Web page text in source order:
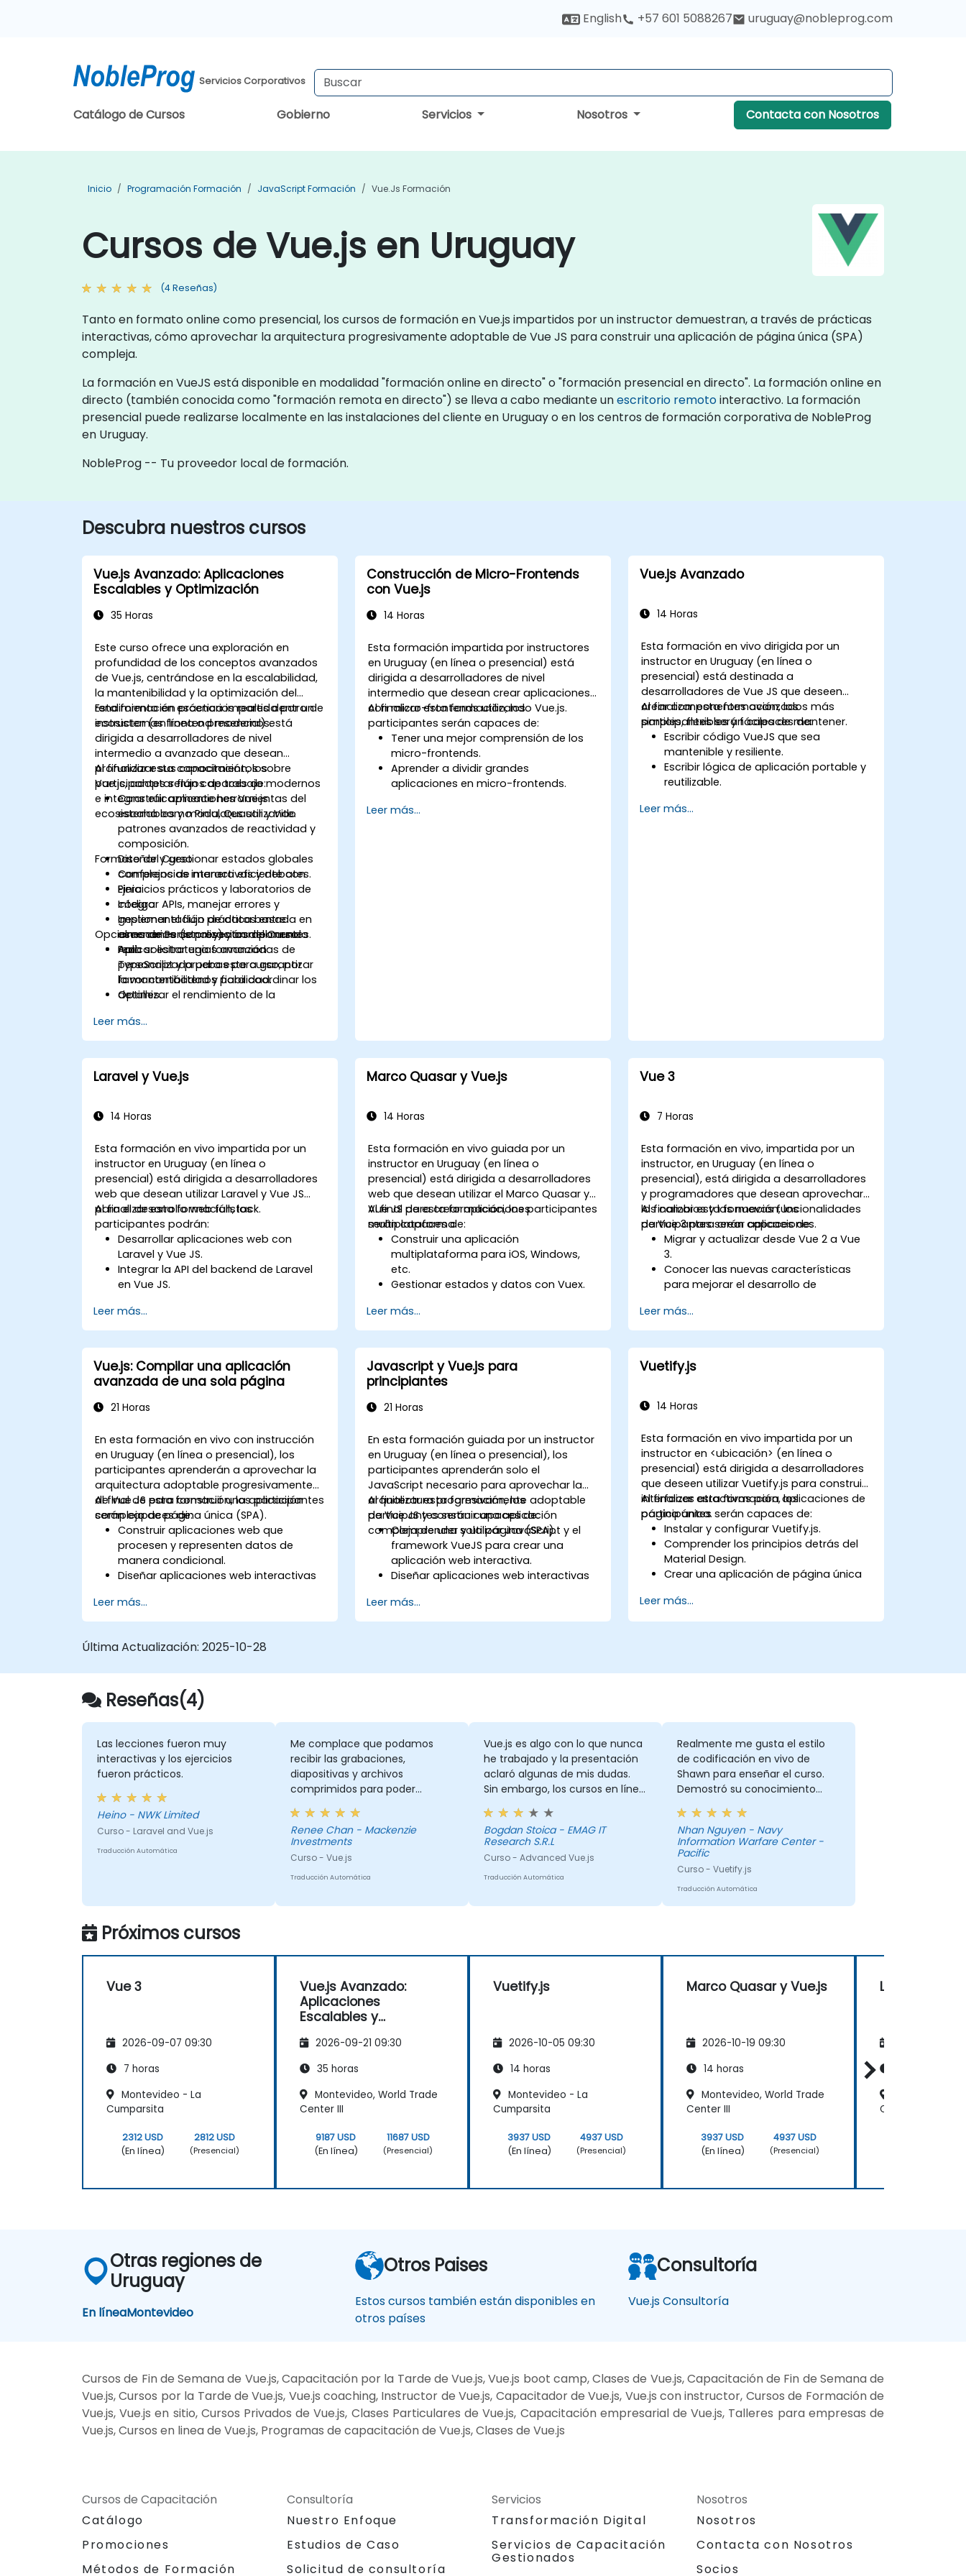
English +57 601 5088267 uruguay@nobleprog.com
Servicios Corporativos
Catálogo de Cursos Gobierno Servicios Nosotros Contacta con Nosotros
Inicio Programación Formación JavaScript Formación Vue.js Formación
Cursos de Vue.js en Uruguay
(4 Reseñas)
Tanto en formato online como presencial, los cursos de formación en Vue.js impartidos por un instructor demuestran, a través de prácticas
interactivas, cómo aprovechar la arquitectura progresivamente adoptable de Vue JS para construir una aplicación de página única (SPA)
compleja.
La formación en VueJS está disponible en modalidad "formación online en directo" o "formación presencial en directo". La formación online en
directo (también conocida como "formación remota en directo") se lleva a cabo mediante unescritorio remotointeractivo. La formación
presencial puede realizarse localmente en las instalaciones del cliente en Uruguay o en los centros de formación corporativa de NobleProg
en Uruguay.
NobleProg -- Tu proveedor local de formación.
Descubra nuestros cursos
Vue.js Avanzado: Aplicaciones
Escalables y Optimización
35 Horas
Este curso ofrece una exploración en
profundidad de los conceptos avanzados
de Vue.js, centrándose en la escalabilidad,
la mantenibilidad y la optimización del
rendimiento en escenarios reales dentro de
ecosistemas frontend modernos.
Esta formación práctica impartida por un
instructor (en línea o presencial) está
dirigida a desarrolladores de nivel
intermedio a avanzado que desean
profundizar sus conocimientos sobre
Vue.js, adoptar flujos de trabajo modernos
e integrar eficazmente herramientas del
ecosistema como Pinia, Quasar y Vite.
Al finalizar esta capacitación, los
participantes serán capaces de:
Construir aplicaciones Vue.js
escalables y modulares utilizando
patrones avanzados de reactividad y
composición.
Diseñar y gestionar estados globales
complejos de manera eficiente con
Pinia.
Integrar APIs, manejar errores y
gestionar el flujo de datos entre
almacenes (stores) y componentes.
Aplicar estrategias avanzadas de
TypeScript y pruebas para garantizar
la mantenibilidad y fiabilidad.
Optimizar el rendimiento de la
CI/CD y los despliegues en producción.
Formato del Curso
Conferencias interactivas y debates.
Ejercicios prácticos y laboratorios de
código.
Implementación práctica basada en
escenarios de proyectos del mundo
real.
Opciones de Personalización del Curso
Para solicitar una formación
personalizada para este curso, por
favor contáctenos para coordinar los
detalles.
Leer más...
Construcción de Micro-Frontends
con Vue.js
14 Horas
Esta formación impartida por instructores
en Uruguay (en línea o presencial) está
dirigida a desarrolladores de nivel
intermedio que desean crear aplicaciones
con micro-frontends utilizando Vue.js.
Al finalizar esta formación, los
participantes serán capaces de:
Tener una mejor comprensión de los
micro-frontends.
Aprender a dividir grandes
aplicaciones en micro-frontends.
utilizando diferentes enfoques.
Leer más...
Vue.js Avanzado
14 Horas
Esta formación en vivo dirigida por un
instructor en Uruguay (en línea o
presencial) está destinada a
desarrolladores de Vue JS que deseen
crear componentes avanzados más
simples, flexibles y fáciles de mantener.
Al finalizar esta formación, los
participantes serán capaces de:
Escribir código VueJS que sea
mantenible y resiliente.
Escribir lógica de aplicación portable y
reutilizable.
personalizados evitando la
Leer más...
Laravel y Vue.js
14 Horas
Esta formación en vivo impartida por un
instructor en Uruguay (en línea o
presencial) está dirigida a desarrolladores
web que desean utilizar Laravel y Vue JS
para el desarrollo web fullstack.
Al finalizar esta formación, los
participantes podrán:
Desarrollar aplicaciones web con
Laravel y Vue JS.
Integrar la API del backend de Laravel
en Vue JS.
aplicación de Laravel.
Leer más...
Marco Quasar y Vue.js
14 Horas
Esta formación en vivo guiada por un
instructor en Uruguay (en línea o
presencial) está dirigida a desarrolladores
web que desean utilizar el Marco Quasar y
Vue JS para crear aplicaciones
multiplataforma.
Al final de esta formación, los participantes
serán capaces de:
Construir una aplicación
multiplataforma para iOS, Windows,
etc.
Gestionar estados y datos con Vuex.
Firebase.
Leer más...
Vue 3
7 Horas
Esta formación en vivo, impartida por un
instructor, en Uruguay (en línea o
presencial), está dirigida a desarrolladores
y programadores que desean aprovechar
los cambios y las nuevas funcionalidades
de Vue 3 para crear aplicaciones.
Al finalizar esta formación, los
participantes serán capaces de:
Migrar y actualizar desde Vue 2 a Vue
3.
Conocer las nuevas características
para mejorar el desarrollo de
Probar y utilizar Vue 3 para construir
aplicaciones mantenibles y confiables.
Leer más...
Vue.js: Compilar una aplicación
avanzada de una sola página
21 Horas
En esta formación en vivo con instrucción
en Uruguay (en línea o presencial), los
participantes aprenderán a aprovechar la
arquitectura adoptable progresivamente
de Vue JS para construir una aplicación
compleja de página única (SPA).
Al final de esta formación, los participantes
serán capaces de:
Construir aplicaciones web que
procesen y representen datos de
manera condicional.
Diseñar aplicaciones web interactivas
eventos del usuario.
Escribir código modular y reutilizable.
hasta convertirla en una aplicación
existente.
Utilizar el ecosistema de Vue para
extender las capacidades del marco
de trabajo.
Leer más...
Javascript y Vue.js para
principiantes
21 Horas
En esta formación guiada por un instructor
en Uruguay (en línea o presencial), los
participantes aprenderán solo el
JavaScript necesario para aprovechar la
arquitectura progresivamente adoptable
de Vue JS y construir una aplicación
compleja de una sola página (SPA).
Al finalizar esta formación, los
participantes serán capaces de:
Comprender y utilizar JavaScript y el
framework VueJS para crear una
aplicación web interactiva.
Diseñar aplicaciones web interactivas
eventos del usuario.
Escribir código modular y reutilizable.
Leer más...
Vuetify.js
14 Horas
Esta formación en vivo impartida por un
instructor en <ubicación> (en línea o
presencial) está dirigida a desarrolladores
que deseen utilizar Vuetify.js para construir
interfaces atractivas para aplicaciones de
página única.
Al finalizar esta formación, los
participantes serán capaces de:
Instalar y configurar Vuetify.js.
Comprender los principios detrás del
Material Design.
Crear una aplicación de página única
Vue.js y Vuetify.js.
Leer más...
Última Actualización: 2025-10-28
Reseñas(4)
Las lecciones fueron muy
interactivas y los ejercicios
fueron prácticos.
Heino - NWK Limited
Curso - Laravel and Vue.js
Traducción Automática
Me complace que podamos
recibir las grabaciones,
diapositivas y archivos
comprimidos para poder
consultarlos cuando sea
necesario. David explicó los
conceptos de manera clara y
pudo responder a nuestras
preguntas. Era muy conocedor
del tema.
Renee Chan - Mackenzie
Investments
Curso - Vue.js
Traducción Automática
Vue.js es algo con lo que nunca
he trabajado y la presentación
aclaró algunas de mis dudas.
Sin embargo, los cursos en línea
no son eficientes para adquirir
conocimientos.
Bogdan Stoica - EMAG IT
Research S.R.L
Curso - Advanced Vue.js
Traducción Automática
Realmente me gusta el estilo
de codificación en vivo de
Shawn para enseñar el curso.
Demostró su conocimiento
práctico y experiencia en el
tema.
Nhan Nguyen - Navy
Information Warfare Center -
Pacific
Curso - Vuetify.js
Traducción Automática
Próximos cursos
Vue 3
2026-09-07 09:30
7 horas
Montevideo - La
Cumparsita
2312 USD
(En línea)
2812 USD
(Presencial)
Vue.js Avanzado:
Aplicaciones
Escalables y
2026-09-21 09:30
35 horas
Montevideo, World Trade
Center III
9187 USD
(En línea)
11687 USD
(Presencial)
Vuetify.js
2026-10-05 09:30
14 horas
Montevideo - La
Cumparsita
3937 USD
(En línea)
4937 USD
(Presencial)
Marco Quasar y Vue.js
2026-10-19 09:30
14 horas
Montevideo, World Trade
Center III
3937 USD
(En línea)
4937 USD
(Presencial)
Laravel y
Cumparsita
Otras regiones de
Uruguay
En líneaMontevideo
Otros Paises
Estos cursos también están disponibles en
otros países
Consultoría
Vue.js Consultoría
Cursos de Fin de Semana de Vue.js, Capacitación por la Tarde de Vue.js, Vue.js boot camp, Clases de Vue.js, Capacitación de Fin de Semana de
Vue.js, Cursos por la Tarde de Vue.js, Vue.js coaching, Instructor de Vue.js, Capacitador de Vue.js, Vue.js con instructor, Cursos de Formación de
Vue.js, Vue.js en sitio, Cursos Privados de Vue.js, Clases Particulares de Vue.js, Capacitación empresarial de Vue.js, Talleres para empresas de
Vue.js, Cursos en linea de Vue.js, Programas de capacitación de Vue.js, Clases de Vue.js
Cursos de Capacitación
Catálogo
Promociones
Métodos de Formación
Consultoría
Nuestro Enfoque
Estudios de Caso
Solicitud de consultoría
Servicios
Transformación Digital
Servicios de Capacitación
Gestionados
Nosotros
Nosotros
Contacta con Nosotros
Socios